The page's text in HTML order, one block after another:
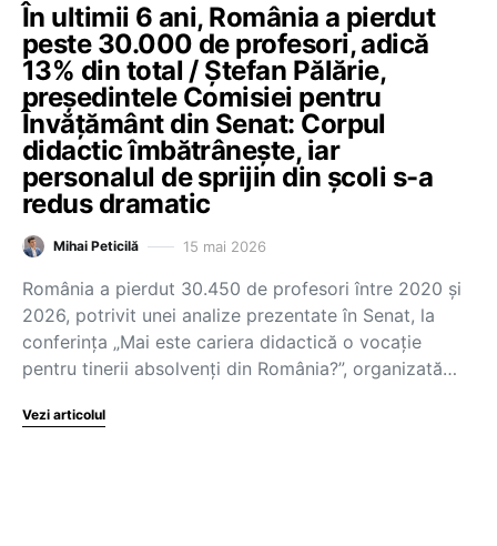
În ultimii 6 ani, România a pierdut
peste 30.000 de profesori, adică
13% din total / Ștefan Pălărie,
președintele Comisiei pentru
Învățământ din Senat: Corpul
didactic îmbătrânește, iar
personalul de sprijin din școli s-a
redus dramatic
Mihai Peticilă 15 mai 2026
România a pierdut 30.450 de profesori între 2020 și
2026, potrivit unei analize prezentate în Senat, la
conferința „Mai este cariera didactică o vocație
pentru tinerii absolvenți din România?”, organizată…
Vezi articolul